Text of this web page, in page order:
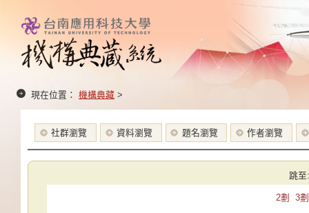
現在位置： 機構典藏 >
社群瀏覽 資料瀏覽 題名瀏覽 作者瀏覽
跳至:
2劃 3劃